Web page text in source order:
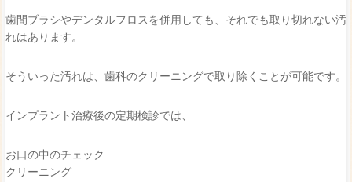
歯間ブラシやデンタルフロスを併用しても、それでも取り切れない汚
れはあります。
そういった汚れは、歯科のクリーニングで取り除くことが可能です。
インプラント治療後の定期検診では、
お口の中のチェック
クリーニング